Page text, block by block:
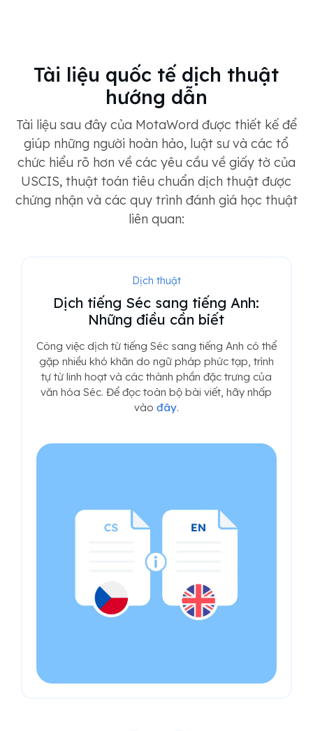
Tài liệu quốc tế dịch thuật
hướng dẫn
Tài liệu sau đây của MotaWord được thiết kế để
giúp những người hoàn hảo, luật sư và các tổ
chức hiểu rõ hơn về các yêu cầu về giấy tờ của
USCIS, thuật toán tiêu chuẩn dịch thuật được
chứng nhận và các quy trình đánh giá học thuật
liên quan:
Dịch thuật
Dịch tiếng Séc sang tiếng Anh:
Những điều cần biết
Công việc dịch từ tiếng Séc sang tiếng Anh có thể
gặp nhiều khó khăn do ngữ pháp phức tạp, trình
tự từ linh hoạt và các thành phần đặc trưng của
văn hóa Séc. Để đọc toàn bộ bài viết, hãy nhấp
vào đây.